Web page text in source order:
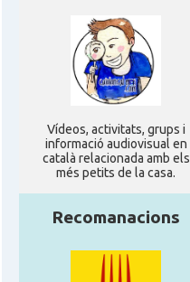
Ví­deos, activitats, grups i
informació audiovisual en
català relacionada amb els
més petits de la casa.
Recomanacions